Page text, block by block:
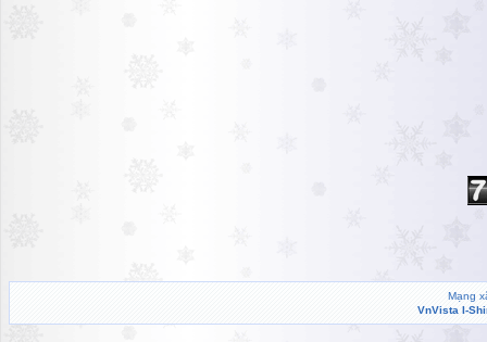
Mạng
VnVista I-